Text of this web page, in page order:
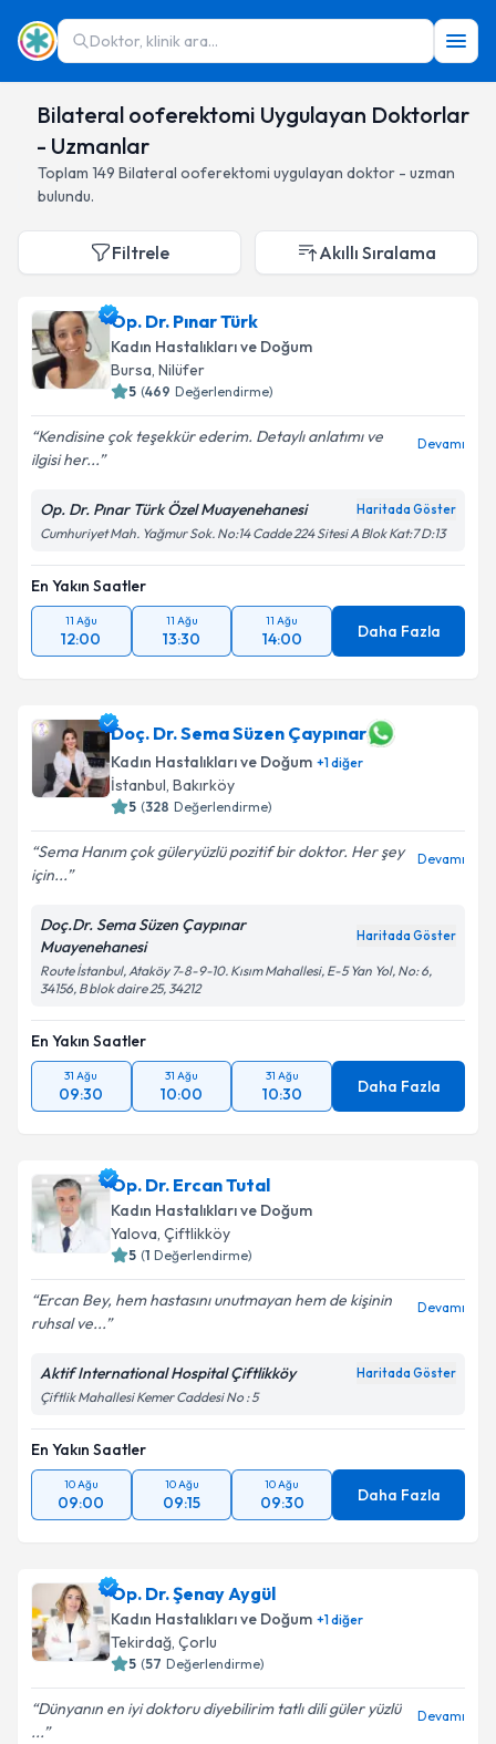
Doktor, klinik ara...
Bilateral ooferektomi Uygulayan Doktorlar
- Uzmanlar
Toplam 149 Bilateral ooferektomi uygulayan doktor - uzman
bulundu.
Filtrele Akıllı Sıralama
Op. Dr. Pınar Türk
Kadın Hastalıkları ve Doğum
Bursa, Nilüfer
5 (469 Değerlendirme)
Kendisine çok teşekkür ederim. Detaylı anlatımı ve
ilgisi her...
Devamı
Op. Dr. Pınar Türk Özel Muayenehanesi Haritada Göster
Cumhuriyet Mah. Yağmur Sok. No:14 Cadde 224 Sitesi A Blok Kat:7 D:13
En Yakın Saatler
11 Ağu
12:00
11 Ağu
13:30
11 Ağu
14:00 Daha Fazla
Doç. Dr. Sema Süzen Çaypınar
Kadın Hastalıkları ve Doğum +1diğer
İstanbul, Bakırköy
5 (328 Değerlendirme)
Sema Hanım çok güleryüzlü pozitif bir doktor. Her şey
için...
Devamı
Doç.Dr. Sema Süzen Çaypınar
Muayenehanesi
Haritada Göster
Route İstanbul, Ataköy 7-8-9-10. Kısım Mahallesi, E-5 Yan Yol, No: 6,
34156, B blok daire 25, 34212
En Yakın Saatler
31 Ağu
09:30
31 Ağu
10:00
31 Ağu
10:30 Daha Fazla
Op. Dr. Ercan Tutal
Kadın Hastalıkları ve Doğum
Yalova, Çiftlikköy
5 (1 Değerlendirme)
Ercan Bey, hem hastasını unutmayan hem de kişinin
ruhsal ve...
Devamı
Aktif International Hospital Çiftlikköy Haritada Göster
Çiftlik Mahallesi Kemer Caddesi No : 5
En Yakın Saatler
10 Ağu
09:00
10 Ağu
09:15
10 Ağu
09:30 Daha Fazla
Op. Dr. Şenay Aygül
Kadın Hastalıkları ve Doğum +1diğer
Tekirdağ, Çorlu
5 (57 Değerlendirme)
Dünyanın en iyi doktoru diyebilirim tatlı dili güler yüzlü
...
Devamı